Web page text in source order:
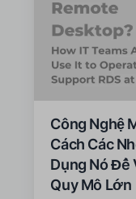
Công Nghệ
Cách Các
Dụng Nó Để
Quy Mô Lớn